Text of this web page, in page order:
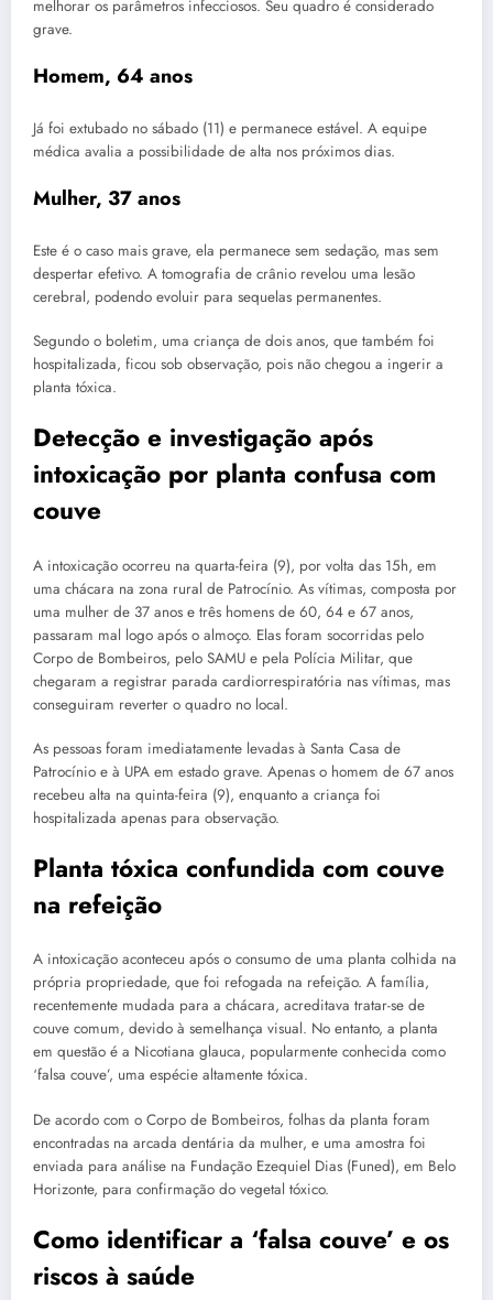
melhorar os parâmetros infecciosos. Seu quadro é considerado
grave.
Homem, 64 anos
Já foi extubado no sábado (11) e permanece estável. A equipe
médica avalia a possibilidade de alta nos próximos dias.
Mulher, 37 anos
Este é o caso mais grave, ela permanece sem sedação, mas sem
despertar efetivo. A tomografia de crânio revelou uma lesão
cerebral, podendo evoluir para sequelas permanentes.
Segundo o boletim, uma criança de dois anos, que também foi
hospitalizada, ficou sob observação, pois não chegou a ingerir a
planta tóxica.
Detecção e investigação após
intoxicação por planta confusa com
couve
A intoxicação ocorreu na quarta-feira (9), por volta das 15h, em
uma chácara na zona rural de Patrocínio. As vítimas, composta por
uma mulher de 37 anos e três homens de 60, 64 e 67 anos,
passaram mal logo após o almoço. Elas foram socorridas pelo
Corpo de Bombeiros, pelo SAMU e pela Polícia Militar, que
chegaram a registrar parada cardiorrespiratória nas vítimas, mas
conseguiram reverter o quadro no local.
As pessoas foram imediatamente levadas à Santa Casa de
Patrocínio e à UPA em estado grave. Apenas o homem de 67 anos
recebeu alta na quinta-feira (9), enquanto a criança foi
hospitalizada apenas para observação.
Planta tóxica confundida com couve
na refeição
A intoxicação aconteceu após o consumo de uma planta colhida na
própria propriedade, que foi refogada na refeição. A família,
recentemente mudada para a chácara, acreditava tratar-se de
couve comum, devido à semelhança visual. No entanto, a planta
em questão é a Nicotiana glauca, popularmente conhecida como
‘falsa couve’, uma espécie altamente tóxica.
De acordo com o Corpo de Bombeiros, folhas da planta foram
encontradas na arcada dentária da mulher, e uma amostra foi
enviada para análise na Fundação Ezequiel Dias (Funed), em Belo
Horizonte, para confirmação do vegetal tóxico.
Como identificar a ‘falsa couve’ e os
riscos à saúde